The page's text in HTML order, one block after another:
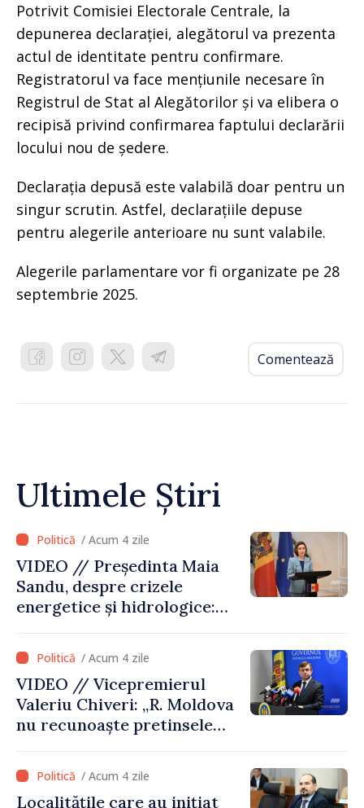
Potrivit Comisiei Electorale Centrale, la
depunerea declarației, alegătorul va prezenta
actul de identitate pentru confirmare.
Registratorul va face mențiunile necesare în
Registrul de Stat al Alegătorilor și va elibera o
recipisă privind confirmarea faptului declarării
locului nou de ședere.
Declarația depusă este valabilă doar pentru un
singur scrutin. Astfel, declarațiile depuse
pentru alegerile anterioare nu sunt valabile.
Alegerile parlamentare vor fi organizate pe 28
septembrie 2025.
Comentează
Ultimele Știri
/ Acum 4 zile
VIDEO // Președinta Maia
Sandu, despre crizele
energetice și hidrologice:
posibilul pentru a atenua
consecințele”
/ Acum 4 zile
VIDEO // Vicepremierul
Valeriu Chiveri: „R. Moldova
nu recunoaște pretinsele
de structurile de la Tiraspol
în raioanele de est”
/ Acum 4 zile
Localitățile care au inițiat